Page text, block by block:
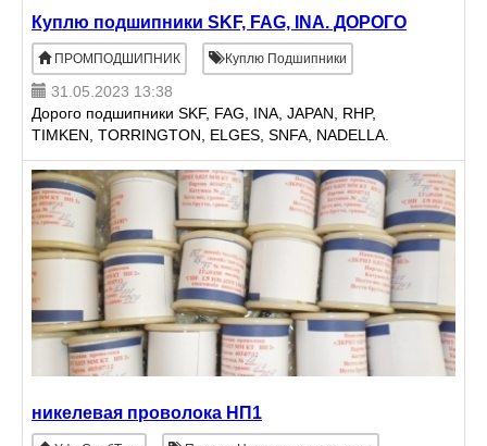
Куплю подшипники SKF, FAG, INA. ДОРОГО
ПРОМПОДШИПНИК Куплю Подшипники
31.05.2023 13:38
Дорого подшипники SKF, FAG, INA, JAPAN, RHP,
TIMKEN, TORRINGTON, ELGES, SNFA, NADELLA.
никелевая проволока НП1